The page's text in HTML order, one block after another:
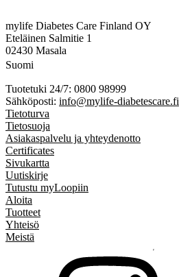
mylife Diabetes Care Finland OY
Eteläinen Salmitie 1
02430 Masala
Suomi
Tuotetuki 24/7: 0800 98999
Sähköposti: info@mylife-diabetescare.fi
Tietoturva
Tietosuoja
Asiakaspalvelu ja yhteydenotto
Certificates
Sivukartta
Uutiskirje
Tutustu myLoopiin
Aloita
Tuotteet
Yhteisö
Meistä